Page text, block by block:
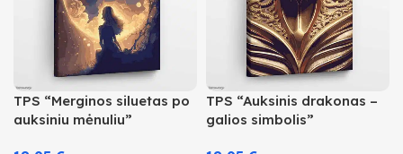
TPS “Merginos siluetas po
auksiniu mėnuliu”
TPS “Auksinis drakonas –
galios simbolis”